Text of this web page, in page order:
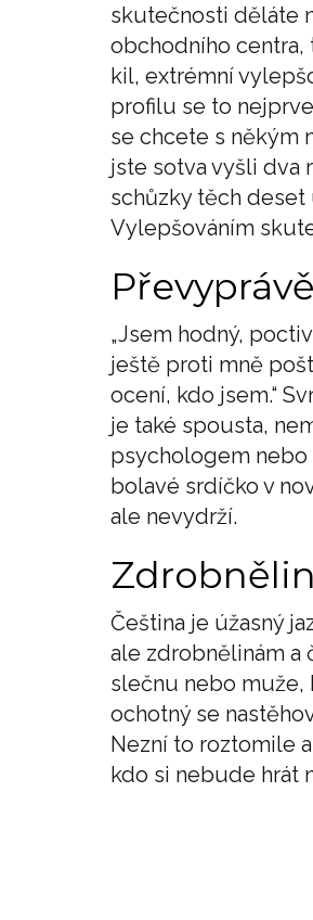
skutečnosti děláte
obchodního centra,
kil, extrémní
profilu se to
se chcete s někým
jste sotva vyšli dva
schůzky těch deset
Vylepšováním
„Jsem hodný,
ještě proti mně
ocení, kdo jsem.“
je také spousta,
psychologem nebo
bolavé srdíčko v
ale nevydrží.
Čeština je úžasný
ale zdrobnělinám
slečnu nebo muže,
ochotný se
Nezní to roztomile
kdo si nebude hrát